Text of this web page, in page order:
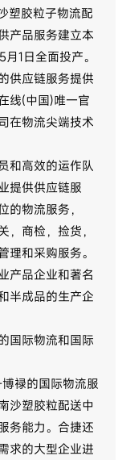
塑胶粒子物流配
产品服务建立本
1日全面投产。
供应链服务提供
线(中国)唯一官
在物流尖端技术
和高效的运作队
提供供应链服
物流服务，
商检，捡货，
理和采购服务。
产品企业和著名
半成品的生产企
国际物流和国际
禄的国际物流服
沙塑胶粒配送中
务能力。合捷还
求的大型企业进